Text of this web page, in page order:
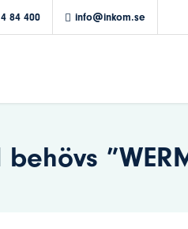
84 400 info@inkom.se
behövs